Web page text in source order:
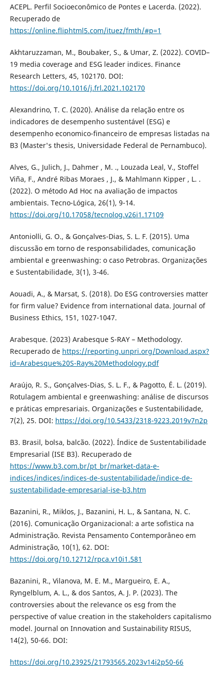
ACEPL. Perfil Socioeconômico de Pontes e Lacerda. (2022).
Recuperado de
https://online.fliphtml5.com/ituez/fmth/#p=1
Akhtaruzzaman, M., Boubaker, S., & Umar, Z. (2022). COVID–
19 media coverage and ESG leader indices. Finance
Research Letters, 45, 102170. DOI:
https://doi.org/10.1016/j.frl.2021.102170
Alexandrino, T. C. (2020). Análise da relação entre os
indicadores de desempenho sustentável (ESG) e
desempenho economico-financeiro de empresas listadas na
B3 (Master's thesis, Universidade Federal de Pernambuco).
Alves, G., Julich, J., Dahmer , M. ., Louzada Leal, V., Stoffel
Viña, F., André Ribas Moraes , J., & Mahlmann Kipper , L. .
(2022). O método Ad Hoc na avaliação de impactos
ambientais. Tecno-Lógica, 26(1), 9-14.
https://doi.org/10.17058/tecnolog.v26i1.17109
Antoniolli, G. O., & Gonçalves-Dias, S. L. F. (2015). Uma
discussão em torno de responsabilidades, comunicação
ambiental e greenwashing: o caso Petrobras. Organizações
e Sustentabilidade, 3(1), 3-46.
Aouadi, A., & Marsat, S. (2018). Do ESG controversies matter
for firm value? Evidence from international data. Journal of
Business Ethics, 151, 1027-1047.
Arabesque. (2023) Arabesque S-RAY – Methodology.
Recuperado de https://reporting.unpri.org/Download.aspx?
id=Arabesque%20S-Ray%20Methodology.pdf
Araújo, R. S., Gonçalves-Dias, S. L. F., & Pagotto, É. L. (2019).
Rotulagem ambiental e greenwashing: análise de discursos
e práticas empresariais. Organizações e Sustentabilidade,
7(2), 25. DOI: https://doi.org/10.5433/2318-9223.2019v7n2p
B3. Brasil, bolsa, balcão. (2022). Índice de Sustentabilidade
Empresarial (ISE B3). Recuperado de
https://www.b3.com.br/pt_br/market-data-e-
indices/indices/indices-de-sustentabilidade/indice-de-
sustentabilidade-empresarial-ise-b3.htm
Bazanini, R., Miklos, J., Bazanini, H. L., & Santana, N. C.
(2016). Comunicação Organizacional: a arte sofìstica na
Administração. Revista Pensamento Contemporâneo em
Administração, 10(1), 62. DOI:
https://doi.org/10.12712/rpca.v10i1.581
Bazanini, R., Vilanova, M. E. M., Margueiro, E. A.,
Ryngelblum, A. L., & dos Santos, A. J. P. (2023). The
controversies about the relevance os esg from the
perspective of value creation in the stakeholders capitalismo
model. Journal on Innovation and Sustainability RISUS,
14(2), 50-66. DOI:
https://doi.org/10.23925/21793565.2023v14i2p50-66